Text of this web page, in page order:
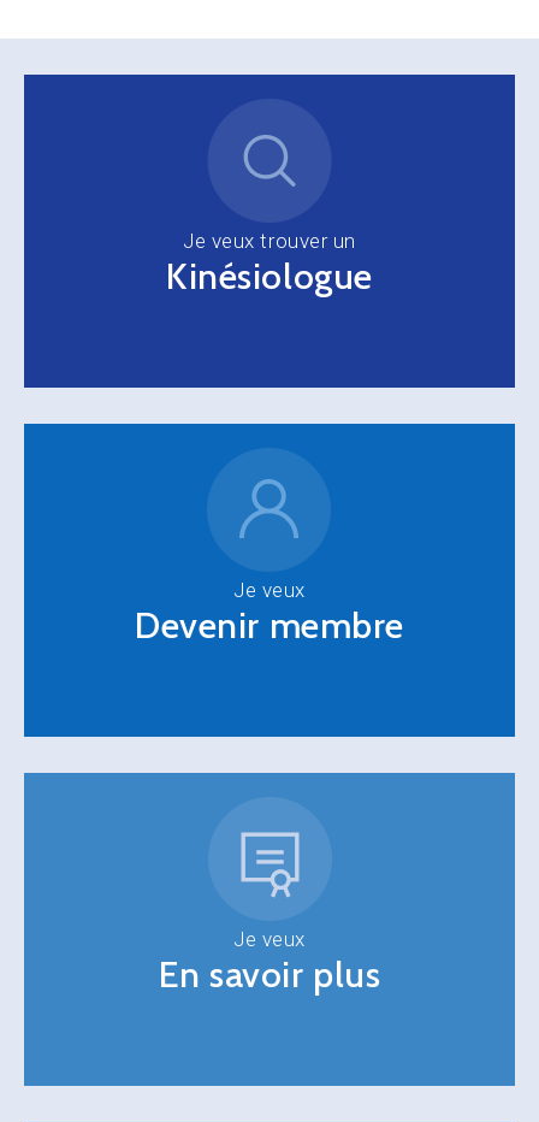
Je veux trouver un
Kinésiologue
Je veux
Devenir membre
Je veux
En savoir plus